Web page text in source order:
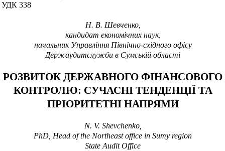
УДК 338
Н. В. Шевченко,
кандидат економічних наук,
начальник Управління Північно-східного офісу
Держаудитслужби в Сумській області
РОЗВИТОК ДЕРЖАВНОГО ФІНАНСОВОГО
КОНТРОЛЮ: СУЧАСНІ ТЕНДЕНЦІЇ ТА
ПРІОРИТЕТНІ НАПРЯМИ
N. V. Shevchenko,
PhD, Head of the Northeast office in Sumy region
State Audit Office